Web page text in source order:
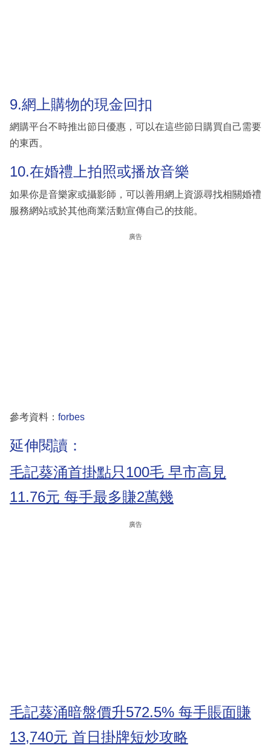
9.網上購物的現金回扣
網購平台不時推出節日優惠，可以在這些節日購買自己需要
的東西。
10.在婚禮上拍照或播放音樂
如果你是音樂家或攝影師，可以善用網上資源尋找相關婚禮
服務網站或於其他商業活動宣傳自己的技能。
廣告
參考資料： forbes
延伸閱讀：
毛記葵涌首掛點只100毛 早市高見
11.76元 每手最多賺2萬幾
廣告
毛記葵涌暗盤價升572.5% 每手賬面賺
13,740元 首日掛牌短炒攻略